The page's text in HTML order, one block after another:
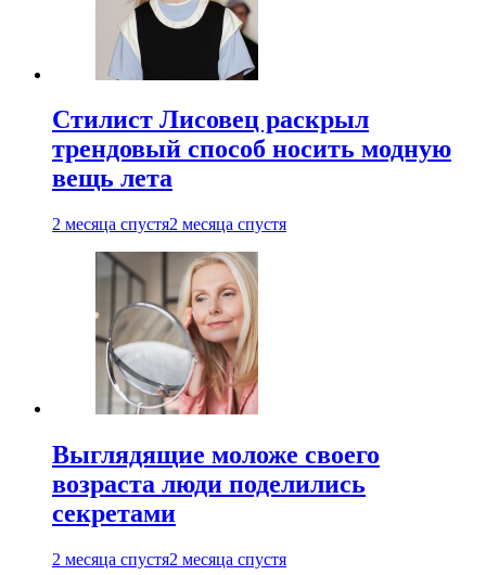
Стилист Лисовец раскрыл
трендовый способ носить модную
вещь лета
2 месяца спустя2 месяца спустя
Выглядящие моложе своего
возраста люди поделились
секретами
2 месяца спустя2 месяца спустя